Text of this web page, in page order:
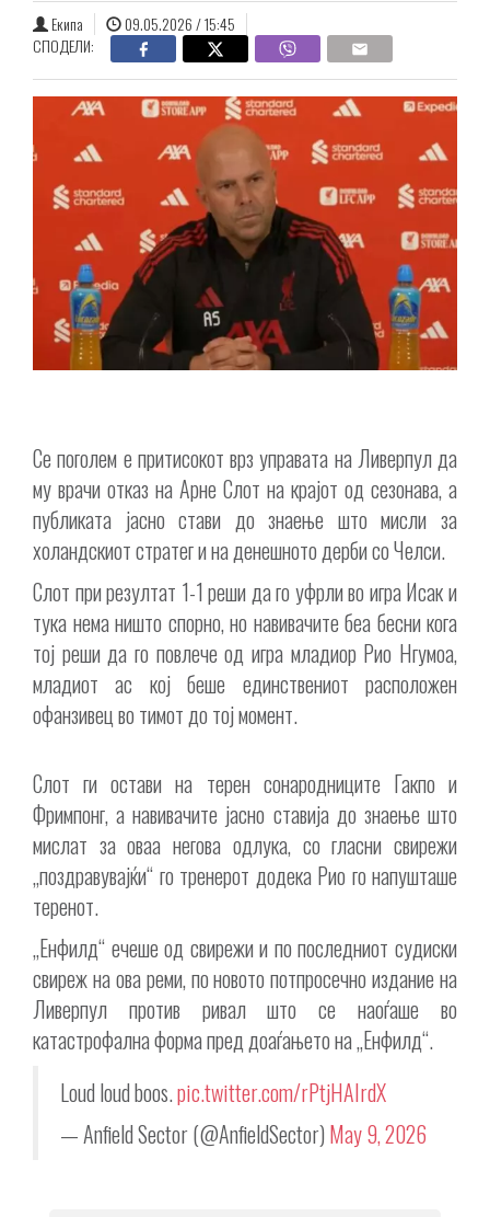
Екипа
09.05.2026 / 15:45
СПОДЕЛИ:
Се поголем е притисокот врз управата на Ливерпул да
му врачи отказ на Арне Слот на крајот од сезонава, а
публиката јасно стави до знаење што мисли за
холандскиот стратег и на денешното дерби со Челси.
Слот при резултат 1-1 реши да го уфрли во игра Исак и
тука нема ништо спорно, но навивачите беа бесни кога
тој реши да го повлече од игра младиор Рио Нгумоа,
младиот ас кој беше единствениот расположен
офанзивец во тимот до тој момент.
Слот ги остави на терен сонародниците Гакпо и
Фримпонг, а навивачите јасно ставија до знаење што
мислат за оваа негова одлука, со гласни свирежи
„поздравувајќи“ го тренерот додека Рио го напушташе
теренот.
„Енфилд“ ечеше од свирежи и по последниот судиски
свиреж на ова реми, по новото потпросечно издание на
Ливерпул против ривал што се наоѓаше во
катастрофална форма пред доаѓањето на „Енфилд“.
Loud loud boos.pic.twitter.com/rPtjHAIrdX
— Anfield Sector (@AnfieldSector)May 9, 2026